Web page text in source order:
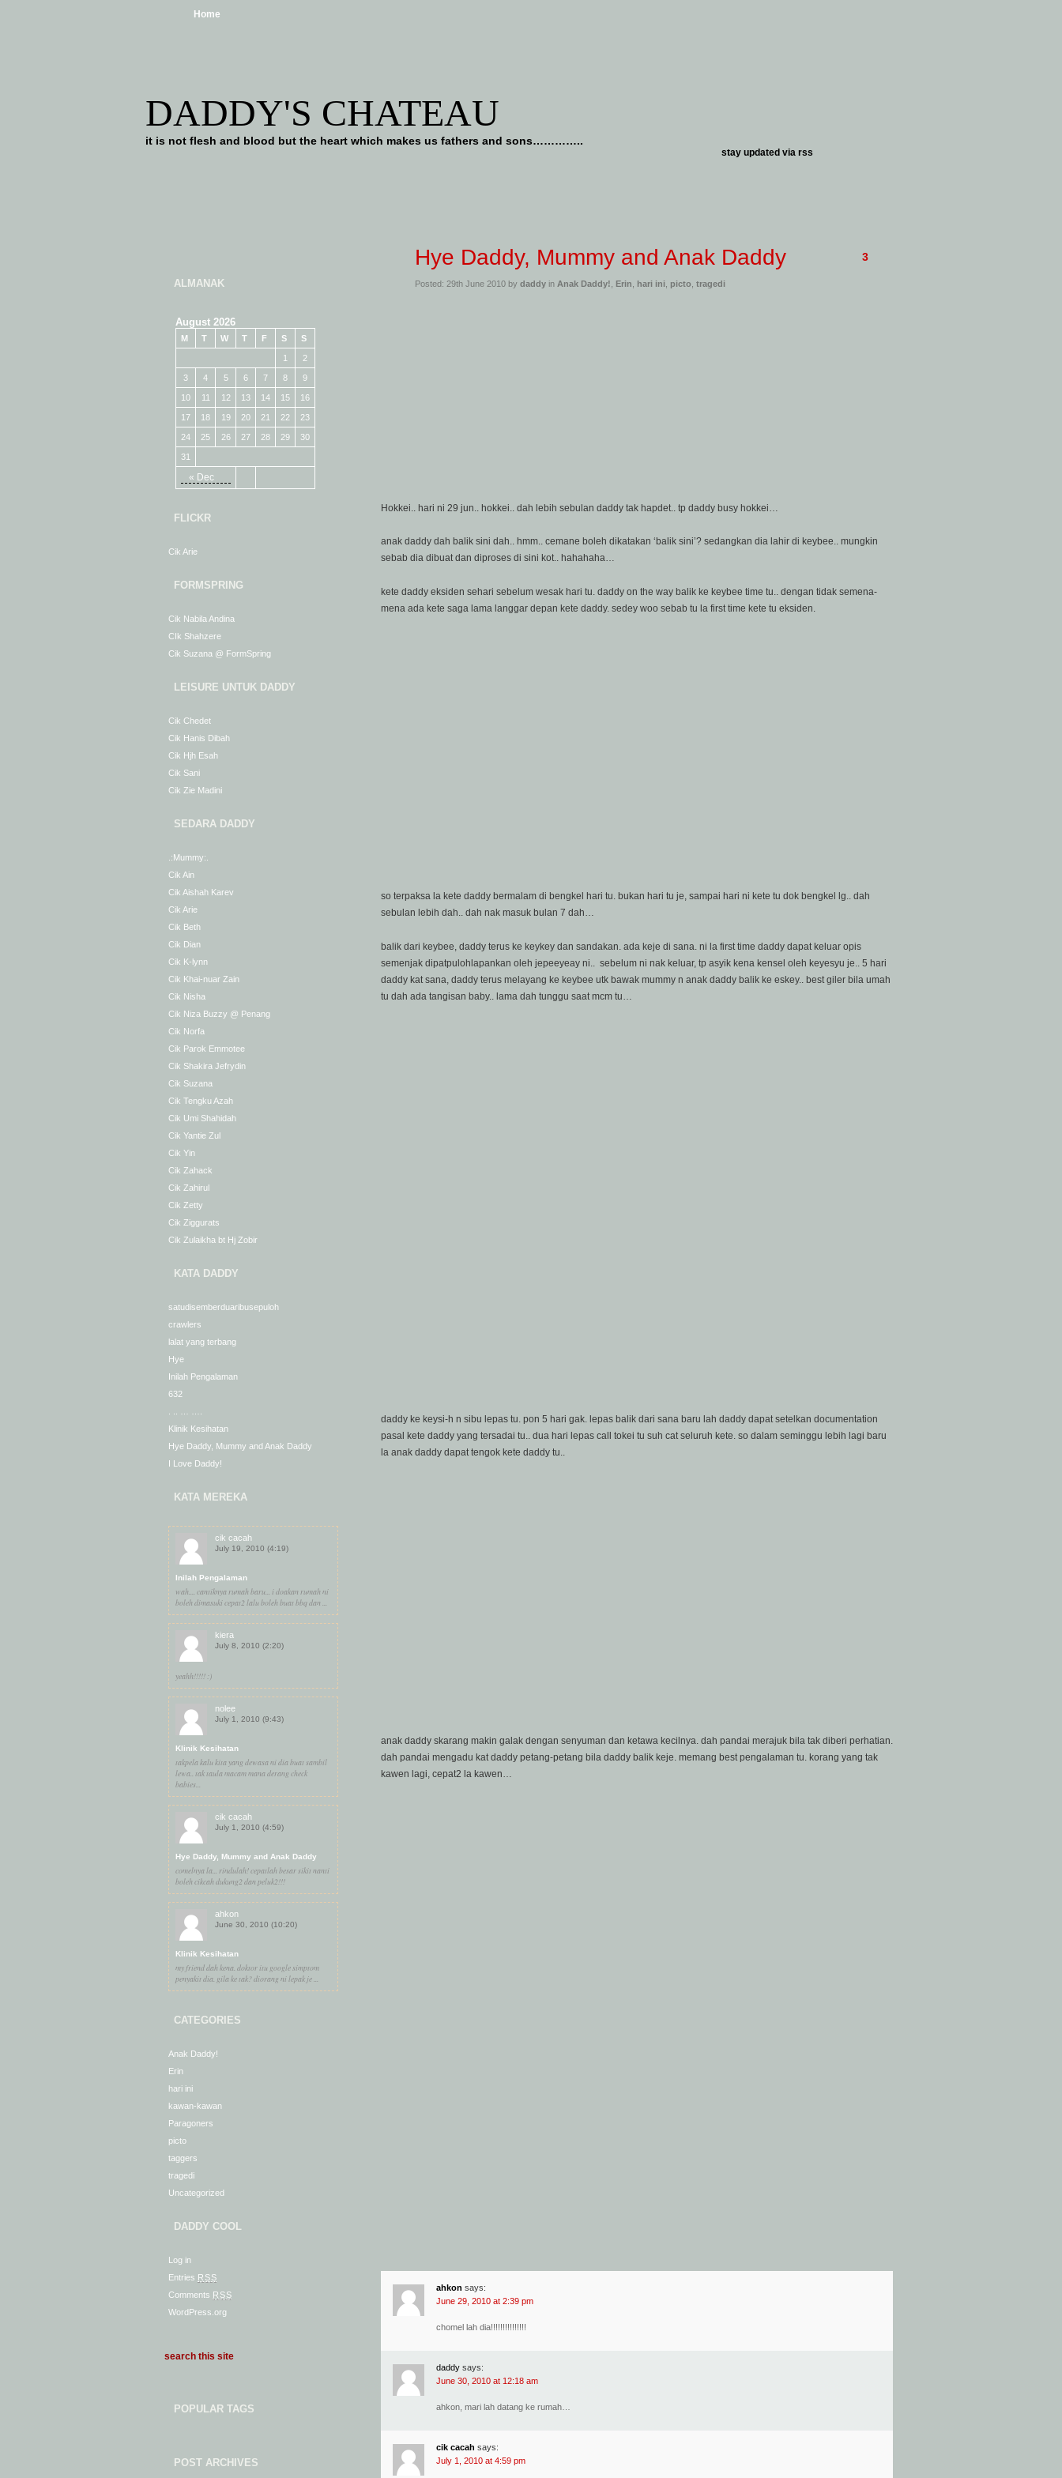
Home
DADDY'S CHATEAU
it is not flesh and blood but the heart which makes us fathers and sons…………..
stay updated via rss
ALMANAK
August 2026
M T W T F S S
« Dec
1 2
3 4 5 6 7 8 9
10 11 12 13 14 15 16
17 18 19 20 21 22 23
24 25 26 27 28 29 30
31
FLICKR
Cik Arie
FORMSPRING
Cik Nabila Andina
CIk Shahzere
Cik Suzana @ FormSpring
LEISURE UNTUK DADDY
Cik Chedet
Cik Hanis Dibah
Cik Hjh Esah
Cik Sani
Cik Zie Madini
SEDARA DADDY
.:Mummy:.
Cik Ain
Cik Aishah Karev
Cik Arie
Cik Beth
Cik Dian
Cik K-lynn
Cik Khai-nuar Zain
Cik Nisha
Cik Niza Buzzy @ Penang
Cik Norfa
Cik Parok Emmotee
Cik Shakira Jefrydin
Cik Suzana
Cik Tengku Azah
Cik Umi Shahidah
Cik Yantie Zul
Cik Yin
Cik Zahack
Cik Zahirul
Cik Zetty
Cik Ziggurats
Cik Zulaikha bt Hj Zobir
KATA DADDY
satudisemberduaribusepuloh
crawlers
lalat yang terbang
Hye
Inilah Pengalaman
632
Klinik Kesihatan
Hye Daddy, Mummy and Anak Daddy
I Love Daddy!
KATA MEREKA
cik cacah
July 19, 2010 (4:19)
Inilah Pengalaman
wah.... cantiknya rumah baru... i doakan rumah ni
boleh dimasuki cepat2 lalu boleh buat bbq dan ...
kiera
July 8, 2010 (2:20)
yeahh!!!!! :)
nolee
July 1, 2010 (9:43)
Klinik Kesihatan
takpela kalu kita yang dewasa ni dia buat sambil
lewa.. tak taula macam mana derang check
babies...
cik cacah
July 1, 2010 (4:59)
Hye Daddy, Mummy and Anak Daddy
comelnya la... rindulah! cepatlah besar sikit nanti
boleh cikcah dukung2 dan peluk2!!!
ahkon
June 30, 2010 (10:20)
Klinik Kesihatan
my friend dah kena. doktor itu google simptom
penyakit dia. gila ke tak? diorang ni lepak je ...
CATEGORIES
Anak Daddy!
Erin
hari ini
kawan-kawan
Paragoners
picto
taggers
tragedi
Uncategorized
DADDY COOL
Log in
Entries RSS
Comments RSS
WordPress.org
POPULAR TAGS
POST ARCHIVES
Hye Daddy, Mummy and Anak Daddy
Posted: 29th June 2010 by daddy in Anak Daddy! Erin hari ini picto tragedi
3
Hokkei.. hari ni 29 jun.. hokkei.. dah lebih sebulan daddy tak hapdet.. tp daddy busy hokkei…
anak daddy dah balik sini dah.. hmm.. cemane boleh dikatakan ‘balik sini’? sedangkan dia lahir di keybee.. mungkin
sebab dia dibuat dan diproses di sini kot.. hahahaha…
kete daddy eksiden sehari sebelum wesak hari tu. daddy on the way balik ke keybee time tu.. dengan tidak semena-
mena ada kete saga lama langgar depan kete daddy. sedey woo sebab tu la first time kete tu eksiden.
so terpaksa la kete daddy bermalam di bengkel hari tu. bukan hari tu je, sampai hari ni kete tu dok bengkel lg.. dah
sebulan lebih dah.. dah nak masuk bulan 7 dah…
balik dari keybee, daddy terus ke keykey dan sandakan. ada keje di sana. ni la first time daddy dapat keluar opis
semenjak dipatpulohlapankan oleh jepeeyeay ni.. sebelum ni nak keluar, tp asyik kena kensel oleh keyesyu je.. 5 hari
daddy kat sana, daddy terus melayang ke keybee utk bawak mummy n anak daddy balik ke eskey.. best giler bila umah
tu dah ada tangisan baby.. lama dah tunggu saat mcm tu…
daddy ke keysi-h n sibu lepas tu. pon 5 hari gak. lepas balik dari sana baru lah daddy dapat setelkan documentation
pasal kete daddy yang tersadai tu.. dua hari lepas call tokei tu suh cat seluruh kete. so dalam seminggu lebih lagi baru
la anak daddy dapat tengok kete daddy tu..
anak daddy skarang makin galak dengan senyuman dan ketawa kecilnya. dah pandai merajuk bila tak diberi perhatian.
dah pandai mengadu kat daddy petang-petang bila daddy balik keje. memang best pengalaman tu. korang yang tak
kawen lagi, cepat2 la kawen…
ahkon says:
June 29, 2010 at 2:39 pm
chomel lah dia!!!!!!!!!!!!!!!
daddy says:
June 30, 2010 at 12:18 am
ahkon, mari lah datang ke rumah…
cik cacah says:
July 1, 2010 at 4:59 pm